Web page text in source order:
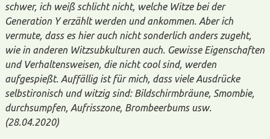
schwer, ich weiß schlicht nicht, welche Witze bei der
Generation Y erzählt werden und ankommen. Aber ich
vermute, dass es hier auch nicht sonderlich anders zugeht,
wie in anderen Witzsubkulturen auch. Gewisse Eigenschaften
und Verhaltensweisen, die nicht cool sind, werden
aufgespießt. Auffällig ist für mich, dass viele Ausdrücke
selbstironisch und witzig sind: Bildschirmbräune, Smombie,
durchsumpfen, Aufrisszone, Brombeerbums usw.
(28.04.2020)